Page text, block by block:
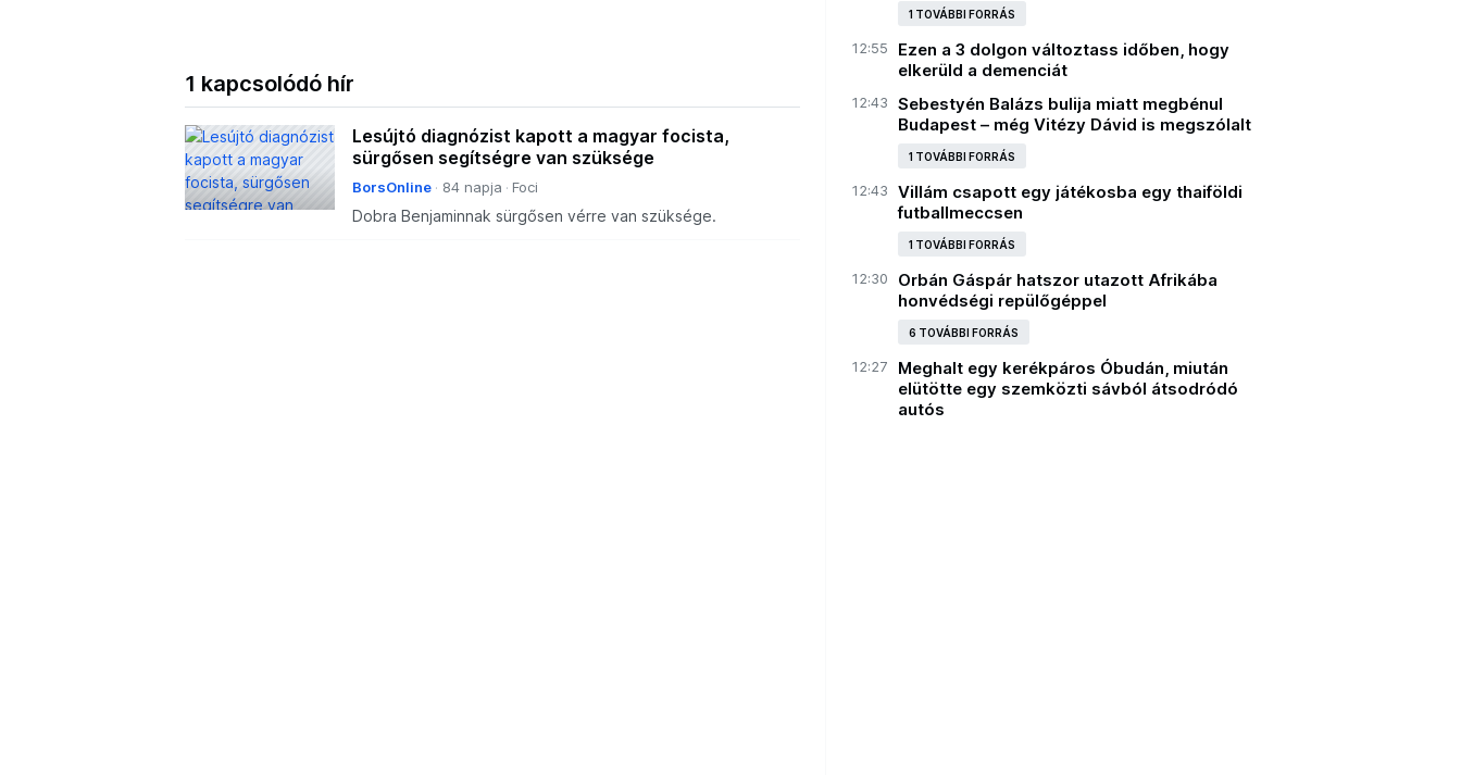
1 kapcsolódó hír
Lesújtó diagnózist kapott a magyar focista,
sürgősen segítségre van szüksége
BorsOnline 84 napja Foci
Dobra Benjaminnak sürgősen vérre van szüksége.
1 TOVÁBBI FORRÁS
12:55
Ezen a 3 dolgon változtass időben, hogy
elkerüld a demenciát
12:43
Sebestyén Balázs bulija miatt megbénul
Budapest – még Vitézy Dávid is megszólalt
1 TOVÁBBI FORRÁS
12:43
Villám csapott egy játékosba egy thaiföldi
futballmeccsen
1 TOVÁBBI FORRÁS
12:30
Orbán Gáspár hatszor utazott Afrikába
honvédségi repülőgéppel
6 TOVÁBBI FORRÁS
12:27
Meghalt egy kerékpáros Óbudán, miután
elütötte egy szemközti sávból átsodródó
autós